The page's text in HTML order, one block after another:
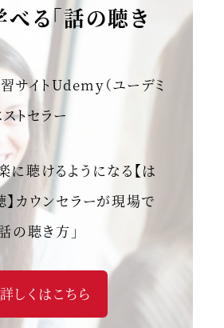
る「話の聴き
サイトUdemy（ユーデミ
トセラー
聴けるようになる【は
カウンセラーが現場で
の聴き方」
詳しくはこちら